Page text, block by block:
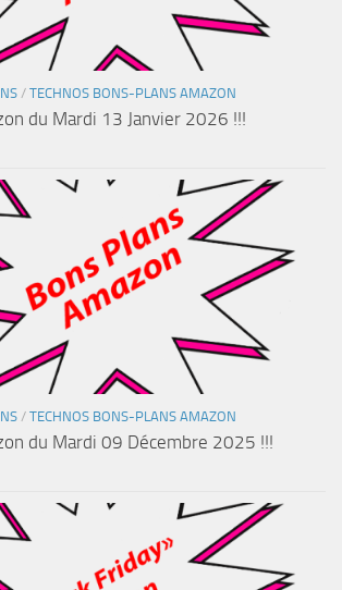
/ TECHNOS BONS-PLANS AMAZON
du Mardi 13 Janvier 2026 !!!
/ TECHNOS BONS-PLANS AMAZON
du Mardi 09 Décembre 2025 !!!